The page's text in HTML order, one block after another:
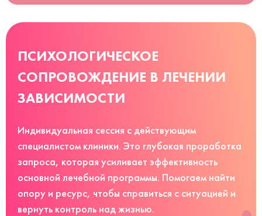
ПСИХОЛОГИЧЕСКОЕ
СОПРОВОЖДЕНИЕ В ЛЕЧЕНИИ
ЗАВИСИМОСТИ
Индивидуальная сессия с действующим
специалистом клиники. Это глубокая проработка
запроса, которая усиливает эффективность
основной лечебной программы. Помогаем найти
опору и ресурс, чтобы справиться с ситуацией и
вернуть контроль над жизнью.